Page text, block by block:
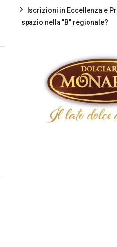
Iscrizioni in Eccellenza e
spazio nella "B" regionale?